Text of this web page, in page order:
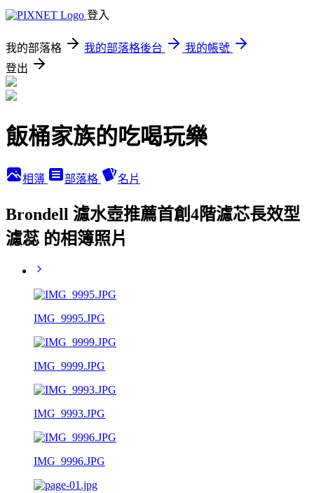
登入
我的部落格 我的部落格後台
我的帳號
登出
飯桶家族的吃喝玩樂
相簿 部落格 名片
Brondell 濾水壺推薦首創4階濾芯長效型
濾蕊 的相簿照片
IMG_9995.JPG
IMG_9999.JPG
IMG_9993.JPG
IMG_9996.JPG